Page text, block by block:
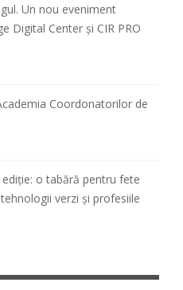
Un nou eveniment
Digital Center și CIR PRO
Coordonatorilor de
o tabără pentru fete
verzi și profesiile